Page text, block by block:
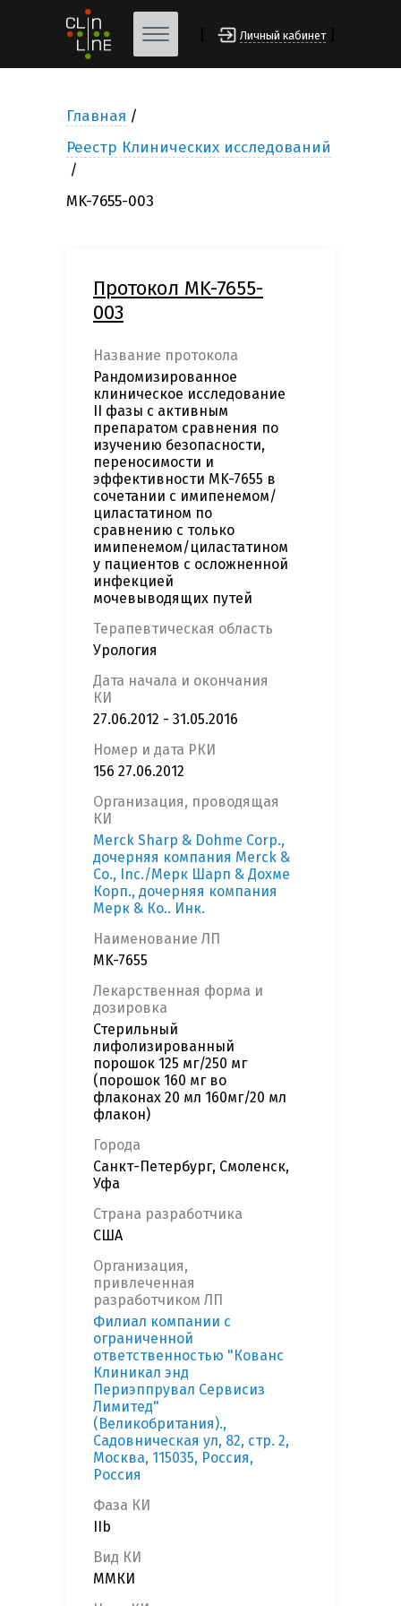
Личный кабинет
Главная
Реестр Клинических исследований
MK-7655-003
Протокол MK-7655-
003
Название протокола
Рандомизированное
клиническое исследование
II фазы с активным
препаратом сравнения по
изучению безопасности,
переносимости и
эффективности MK-7655 в
сочетании с имипенемом/
циластатином по
сравнению с только
имипенемом/циластатином
у пациентов с осложненной
инфекцией
мочевыводящих путей
Терапевтическая область
Урология
Дата начала и окончания
КИ
27.06.2012 - 31.05.2016
Номер и дата РКИ
156 27.06.2012
Организация, проводящая
КИ
Merck Sharp & Dohme Corp.,
дочерняя компания Merck &
Co., Inc./Мерк Шарп & Дохме
Корп., дочерняя компания
Мерк & Ко.. Инк.
Наименование ЛП
MK-7655
Лекарственная форма и
дозировка
Стерильный
лифолизированный
порошок 125 мг/250 мг
(порошок 160 мг во
флаконах 20 мл 160мг/20 мл
флакон)
Города
Санкт-Петербург, Смоленск,
Уфа
Страна разработчика
США
Организация,
привлеченная
разработчиком ЛП
Филиал компании с
ограниченной
ответственностью "Кованс
Клиникал энд
Периэппрувал Сервисиз
Лимитед"
(Великобритания).,
Садовническая ул, 82, стр. 2,
Москва, 115035, Россия,
Россия
Фаза КИ
IIb
Вид КИ
ММКИ